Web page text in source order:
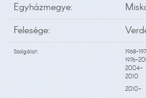
Egyházmegye:
Felesége:
Szolgálat: 1968-
1976-
2004-
2010
2010-